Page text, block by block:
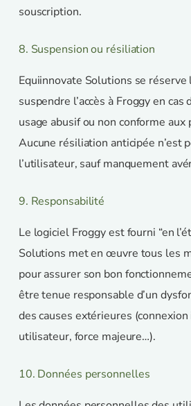
souscription.
8. Suspension ou résiliation
Equiinnovate Solutions se réserve
suspendre l’accès à Froggy en
usage abusif ou non conforme aux
Aucune résiliation anticipée n’est
l’utilisateur, sauf manquement
9. Responsabilité
Le logiciel Froggy est fourni “en
Solutions met en œuvre tous les
pour assurer son bon
être tenue responsable d’un
des causes extérieures
utilisateur, force majeure…).
10. Données personnelles